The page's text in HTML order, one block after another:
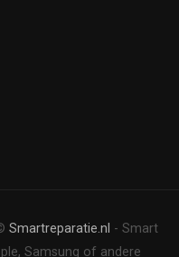
Smartreparatie.nl - Smart
Samsung of andere